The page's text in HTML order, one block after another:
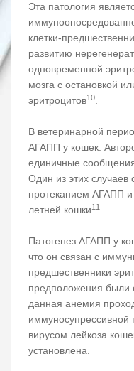
Эта патология
клетки-
развитию
одновременной
мозга с остановкой
эритроцитов10.
В ветеринарной
АГАПП у кошек.
единичные
Один из этих
протеканием АГАПП
летней кошки11 .
Патогенез АГАПП у
что он связан с
предшественники
предположения были
данная анемия
вирусом лейкоза
установлена.